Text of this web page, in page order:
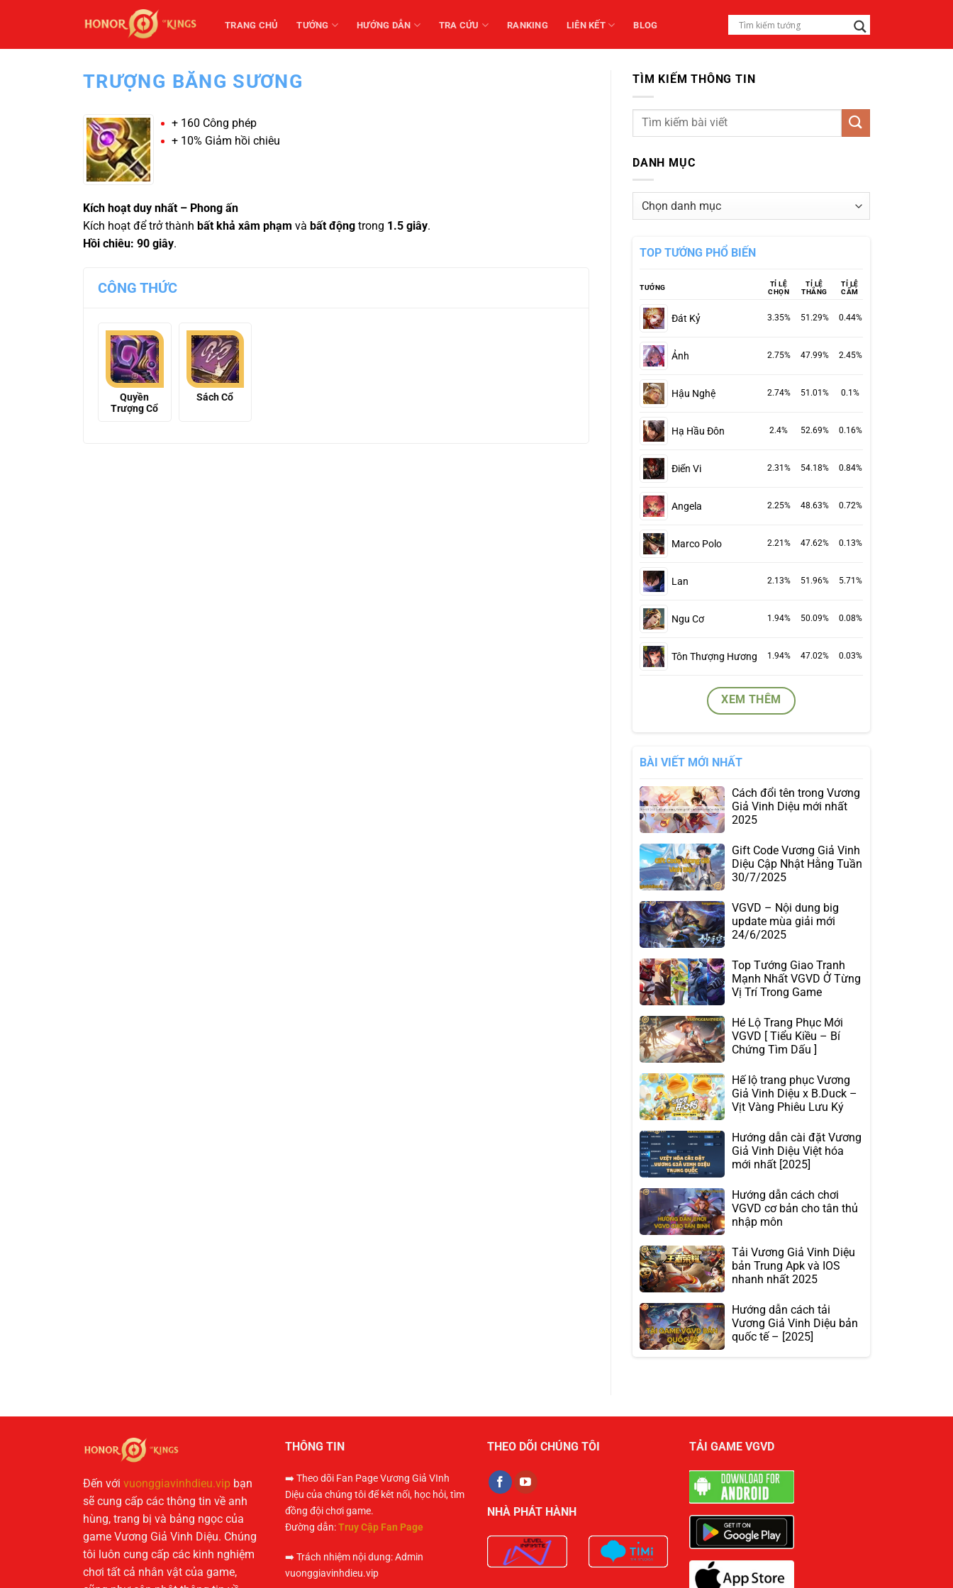
TRANG CHỦ TƯỚNG HƯỚNG DẪN TRA CỨU RANKING LIÊN KẾT BLOG
TRƯỢNG BĂNG SƯƠNG
+ 160 Công phép
+ 10% Giảm hồi chiêu
Kích hoạt duy nhất – Phong ấn
Kích hoạt để trở thành bất khả xâm phạm và bất động trong 1.5 giây.
Hồi chiêu: 90 giây.
CÔNG THỨC
Quyền
Trượng Cổ
Sách Cổ
TÌM KIẾM THÔNG TIN
DANH MỤC
Danh
TOP TƯỚNG PHỔ BIẾN
TƯỚNG
TỈ LỆ
CHỌN
TỈ LỆ
THẮNG
TỈ LỆ
CẤM
Đát Kỷ 3.35% 51.29% 0.44%
Ảnh 2.75% 47.99% 2.45%
Hậu Nghệ 2.74% 51.01% 0.1%
Hạ Hầu Đôn 2.4% 52.69% 0.16%
Điển Vi 2.31% 54.18% 0.84%
Angela 2.25% 48.63% 0.72%
Marco Polo 2.21% 47.62% 0.13%
Lan 2.13% 51.96% 5.71%
Ngu Cơ 1.94% 50.09% 0.08%
Tôn Thượng Hương 1.94% 47.02% 0.03%
XEM THÊM
BÀI VIẾT MỚI NHẤT
Cách đổi tên trong Vương
Giả Vinh Diệu mới nhất
2025
Gift Code Vương Giả Vinh
Diệu Cập Nhật Hằng Tuần
30/7/2025
VGVD – Nội dung big
update mùa giải mới
24/6/2025
Top Tướng Giao Tranh
Mạnh Nhất VGVD Ở Từng
Vị Trí Trong Game
Hé Lộ Trang Phục Mới
VGVD [ Tiểu Kiều – Bí
Chứng Tìm Dấu ]
Hế lộ trang phục Vương
Giả Vinh Diệu x B.Duck –
Vịt Vàng Phiêu Lưu Ký
Hướng dẫn cài đặt Vương
Giả Vinh Diệu Việt hóa
mới nhất [2025]
Hướng dẫn cách chơi
VGVD cơ bản cho tân thủ
nhập môn
Tải Vương Giả Vinh Diệu
bản Trung Apk và IOS
nhanh nhất 2025
Hướng dẫn cách tải
Vương Giả Vinh Diệu bản
quốc tế – [2025]
Đến với vuonggiavinhdieu.vip bạn
sẽ cung cấp các thông tin về anh
hùng, trang bị và bảng ngọc của
game Vương Giả Vinh Diệu. Chúng
tôi luôn cung cấp các kinh nghiệm
chơi tất cả nhân vật của game,
THÔNG TIN
➡️ Theo dõi Fan Page Vương Giả VInh
Diệu của chúng tôi để kêt nối, học hỏi, tìm
đồng đội chơi game.
Đường dẫn:Truy Cập Fan Page
➡️ Trách nhiệm nội dung: Admin
vuonggiavinhdieu.vip
THEO DÕI CHÚNG TÔI
NHÀ PHÁT HÀNH
TẢI GAME VGVD